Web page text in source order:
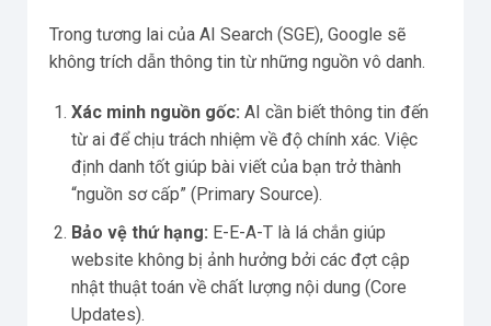
Trong tương lai của AI Search (SGE), Google sẽ
không trích dẫn thông tin từ những nguồn vô danh.
Xác minh nguồn gốc: AI cần biết thông tin đến
từ ai để chịu trách nhiệm về độ chính xác. Việc
định danh tốt giúp bài viết của bạn trở thành
“nguồn sơ cấp” (Primary Source).
Bảo vệ thứ hạng: E-E-A-T là lá chắn giúp
website không bị ảnh hưởng bởi các đợt cập
nhật thuật toán về chất lượng nội dung (Core
Updates).